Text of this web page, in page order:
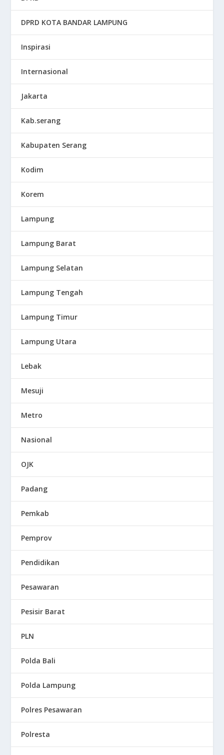
DPRD KOTA BANDAR LAMPUNG
Inspirasi
Internasional
Jakarta
Kab.serang
Kabupaten Serang
Kodim
Korem
Lampung
Lampung Barat
Lampung Selatan
Lampung Tengah
Lampung Timur
Lampung Utara
Lebak
Mesuji
Metro
Nasional
OJK
Padang
Pemkab
Pemprov
Pendidikan
Pesawaran
Pesisir Barat
PLN
Polda Bali
Polda Lampung
Polres Pesawaran
Polresta